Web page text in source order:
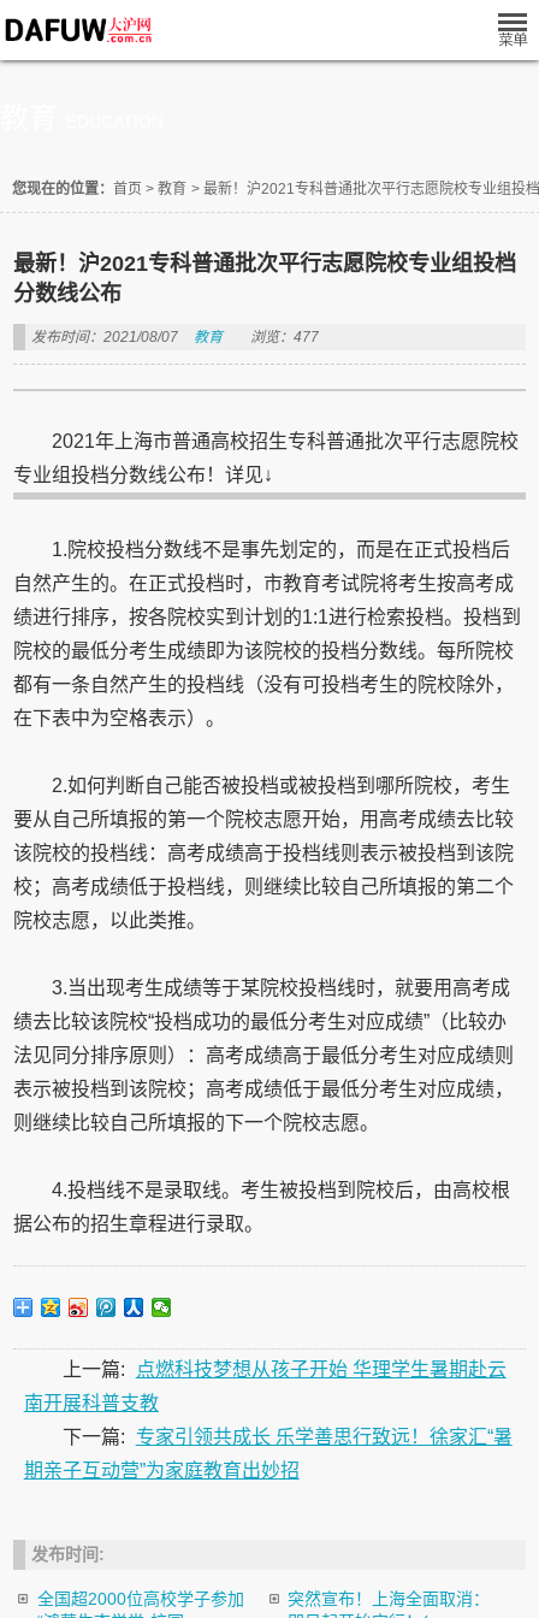
您现在的位置： 首页 > 教育 > 最新！沪2021专科普通批次平行志愿院校专业组投
最新！沪2021专科普通批次平行志愿院校专业组投档
分数线公布
发布时间：2021/08/07 教育 浏览：477
2021年上海市普通高校招生专科普通批次平行志愿院校
专业组投档分数线公布！详见↓
1.院校投档分数线不是事先划定的，而是在正式投档后
自然产生的。在正式投档时，市教育考试院将考生按高考成
绩进行排序，按各院校实到计划的1:1进行检索投档。投档到
院校的最低分考生成绩即为该院校的投档分数线。每所院校
都有一条自然产生的投档线（没有可投档考生的院校除外，
在下表中为空格表示）。
2.如何判断自己能否被投档或被投档到哪所院校，考生
要从自己所填报的第一个院校志愿开始，用高考成绩去比较
该院校的投档线：高考成绩高于投档线则表示被投档到该院
校；高考成绩低于投档线，则继续比较自己所填报的第二个
院校志愿，以此类推。
3.当出现考生成绩等于某院校投档线时，就要用高考成
绩去比较该院校“投档成功的最低分考生对应成绩”（比较办
法见同分排序原则）：高考成绩高于最低分考生对应成绩则
表示被投档到该院校；高考成绩低于最低分考生对应成绩，
则继续比较自己所填报的下一个院校志愿。
4.投档线不是录取线。考生被投档到院校后，由高校根
据公布的招生章程进行录取。
上一篇:
点燃科技梦想从孩子开始 华理学生暑期赴云
南开展科普支教
下一篇: 专家引领共成长 乐学善思行致远！徐家汇“暑
期亲子互动营”为家庭教育出妙招
发布时间:
全国超2000位高校学子参加
突然宣布！上海全面取消：